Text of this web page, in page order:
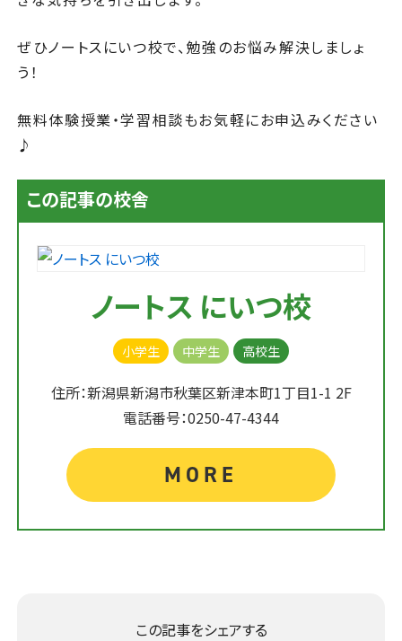
ぜひノートスにいつ校で、勉強のお悩み解決しましょ
う！
無料体験授業・学習相談もお気軽にお申込みください
♪
この記事の校舎
ノートス にいつ校
小学生 中学生 高校生
住所：新潟県新潟市秋葉区新津本町1丁目1-1 2F
電話番号：0250-47-4344
MORE
この記事をシェアする